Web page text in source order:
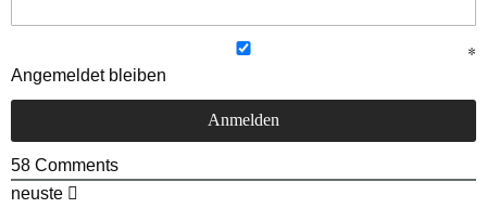
Angemeldet bleiben
58 Comments
neuste